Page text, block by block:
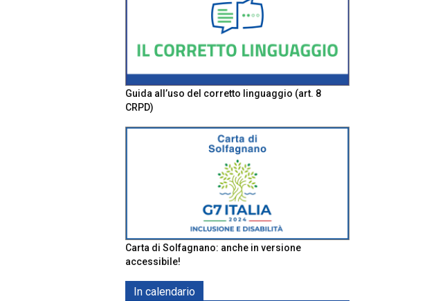
Guida all’uso del corretto linguaggio (art. 8
CRPD)
Carta di Solfagnano: anche in versione
accessibile!
In calendario